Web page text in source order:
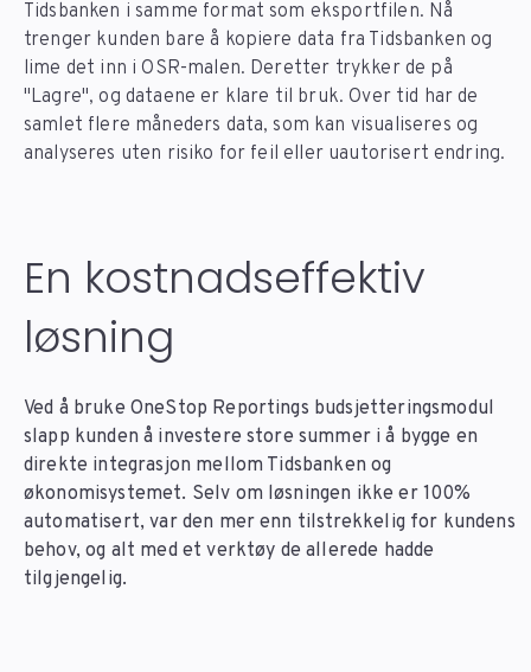
Tidsbanken i samme format som eksportfilen. Nå
trenger kunden bare å kopiere data fra Tidsbanken og
lime det inn i OSR-malen. Deretter trykker de på
"Lagre", og dataene er klare til bruk. Over tid har de
samlet flere måneders data, som kan visualiseres og
analyseres uten risiko for feil eller uautorisert endring.
En kostnadseffektiv
løsning
Ved å bruke OneStop Reportings budsjetteringsmodul
slapp kunden å investere store summer i å bygge en
direkte integrasjon mellom Tidsbanken og
økonomisystemet. Selv om løsningen ikke er 100%
automatisert, var den mer enn tilstrekkelig for kundens
behov, og alt med et verktøy de allerede hadde
tilgjengelig.